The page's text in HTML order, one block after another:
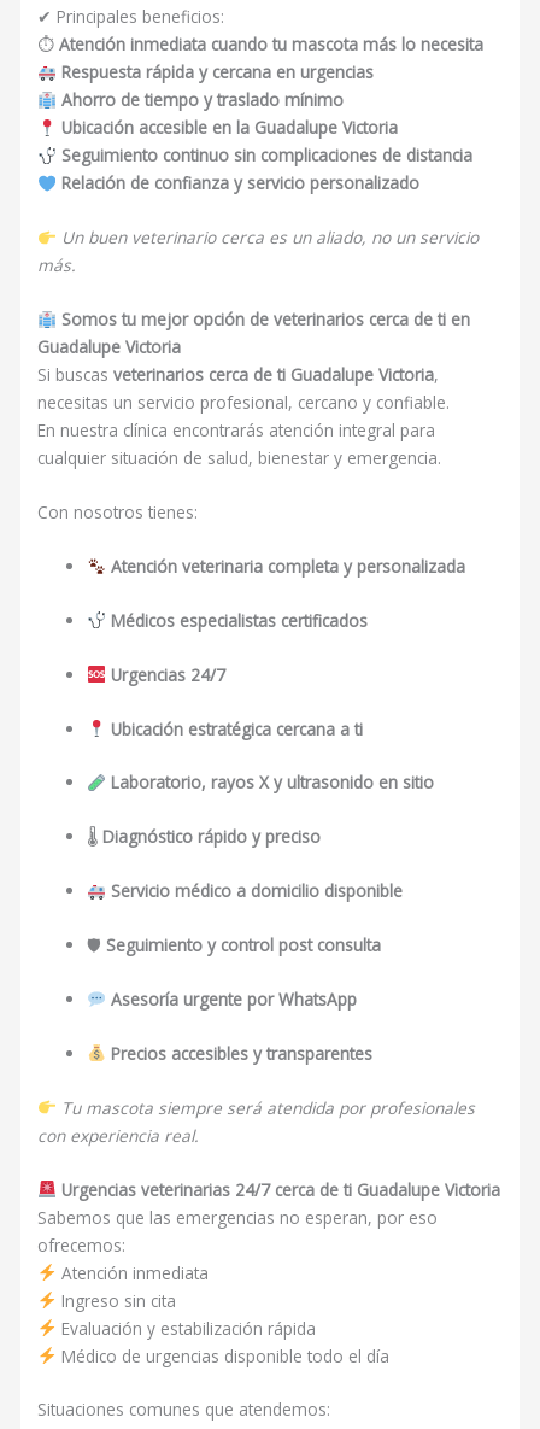
✔ Principales beneficios:
⏱Atención inmediata cuando tu mascota más lo necesita
Respuesta rápida y cercana en urgencias
Ahorro de tiempo y traslado mínimo
Ubicación accesible en la Guadalupe Victoria
Seguimiento continuo sin complicaciones de distancia
Relación de confianza y servicio personalizado
Un buen veterinario cerca es un aliado, no un servicio
más.
Somos tu mejor opción de veterinarios cerca de ti en
Guadalupe Victoria
Si buscasveterinarios cerca de ti Guadalupe Victoria,
necesitas un servicio profesional, cercano y confiable.
En nuestra clínica encontrarás atención integral para
cualquier situación de salud, bienestar y emergencia.
Con nosotros tienes:
Atención veterinaria completa y personalizada
Médicos especialistas certificados
Urgencias 24/7
Ubicación estratégica cercana a ti
Laboratorio, rayos X y ultrasonido en sitio
🌡 Diagnóstico rápido y preciso
Servicio médico a domicilio disponible
🛡 Seguimiento y control post consulta
Asesoría urgente por WhatsApp
Precios accesibles y transparentes
Tu mascota siempre será atendida por profesionales
con experiencia real.
Urgencias veterinarias 24/7 cerca de ti Guadalupe Victoria
Sabemos que las emergencias no esperan, por eso
ofrecemos:
Atención inmediata
Ingreso sin cita
Evaluación y estabilización rápida
Médico de urgencias disponible todo el día
Situaciones comunes que atendemos: